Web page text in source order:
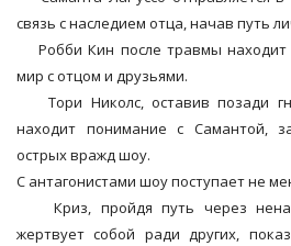
связь с наследием отца, начав путь
Робби Кин после травмы
мир с отцом и друзьями.
Тори Николс, оставив позади
находит понимание с Самантой,
острых вражд шоу.
С антагонистами шоу поступает не
Криз, пройдя путь через
жертвует собой ради других,